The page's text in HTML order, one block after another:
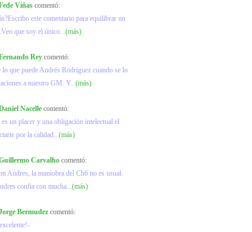
Viñas comentó:
este comentario para equilibrar un
que soy el único...(más)
Rey comentó:
lo que puede Andrés Rodríguez cuando se lo
a nuestro GM. Y...(más)
Nacelle comentó:
un placer y una obligación intelectual el
por la calidad...(más)
Carvalho comentó:
Andres, la maniobra del Ch6 no es usual.
confia con mucha...(más)
Bermudez comentó: